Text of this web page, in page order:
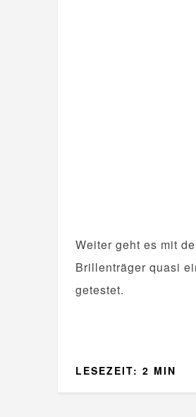
Weiter geht es mit
Brillenträger quasi
getestet.
LESEZEIT: 2 MIN